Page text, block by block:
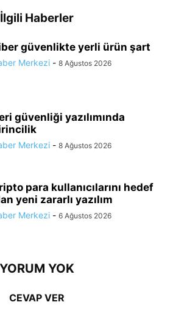
İlgili Haberler
güvenlikte yerli ürün şart
Merkezi - 8 Ağustos 2026
güvenliği yazılımında
Merkezi - 8 Ağustos 2026
para kullanıcılarını hedef
yeni zararlı yazılım
Merkezi - 6 Ağustos 2026
YORUM YOK
CEVAP VER